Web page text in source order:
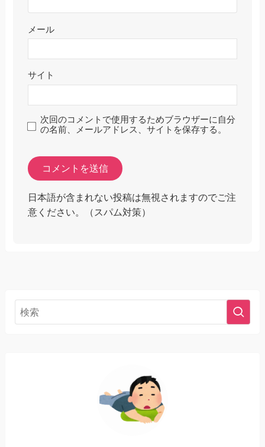
メール
サイト
次回のコメントで使用するためブラウザーに自分
の名前、メールアドレス、サイトを保存する。
日本語が含まれない投稿は無視されますのでご注
意ください。（スパム対策）